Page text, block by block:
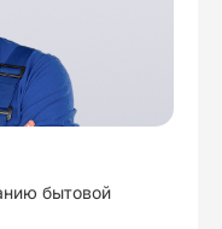
бытовой